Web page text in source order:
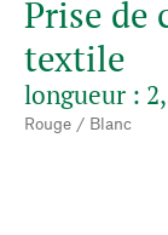
Prise de
textile
longueur :
Rouge / Blanc